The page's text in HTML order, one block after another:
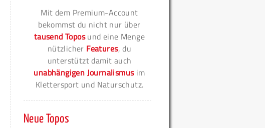
Mit dem Premium-Account
bekommst du nicht nur über
tausend Toposund eine Menge
nützlicher Features, du
unterstützt damit auch
unabhängigen Journalismusim
Klettersport und Naturschutz.
Neue Topos